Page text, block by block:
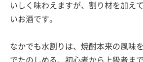
いしく味わえますが、割り材を加え
いお酒です。
なかでも水割りは、焼酎本来の風味
でたのしめる、初心者から上級者ま